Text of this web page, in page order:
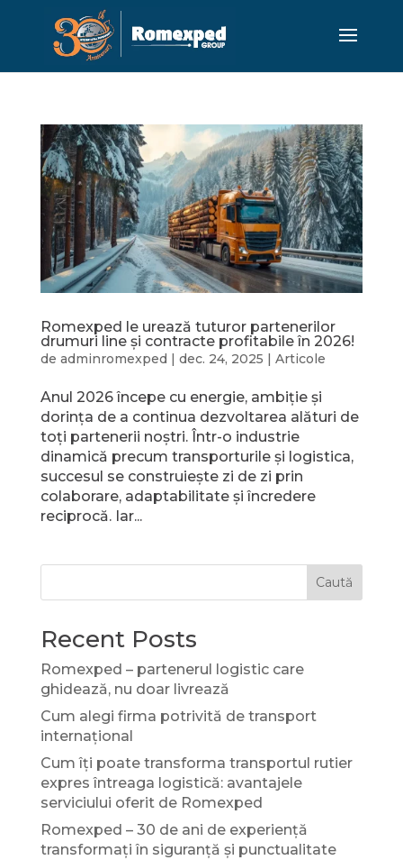
Romexped le urează tuturor partenerilor
drumuri line și contracte profitabile în 2026!
de adminromexped dec. 24, 2025 Articole
Anul 2026 începe cu energie, ambiție și
dorința de a continua dezvoltarea alături de
toți partenerii noștri. Într-o industrie
dinamică precum transporturile și logistica,
succesul se construiește zi de zi prin
colaborare, adaptabilitate și încredere
reciprocă. Iar...
Caută
Recent Posts
Romexped – partenerul logistic care
ghidează, nu doar livrează
Cum alegi firma potrivită de transport
internațional
Cum îți poate transforma transportul rutier
expres întreaga logistică: avantajele
serviciului oferit de Romexped
Romexped – 30 de ani de experiență
transformați în siguranță și punctualitate